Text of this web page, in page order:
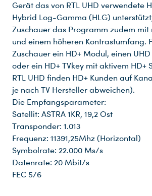
Gerät das von RTL UHD verwendete
Hybrid Log-Gamma (HLG)
Zuschauer das Programm zudem mit
und einem höheren Kontrastumfang.
Zuschauer ein HD+ Modul, einen
oder ein HD+ TVkey mit aktivem HD+
RTL UHD finden HD+ Kunden auf
je nach TV Hersteller abweichen).
Die Empfangsparameter:
Satellit: ASTRA 1KR, 19,2 Ost
Transponder: 1.013
Frequenz: 11391,25Mhz (Horizontal)
Symbolrate: 22.000 Ms/s
Datenrate: 20 Mbit/s
FEC 5/6